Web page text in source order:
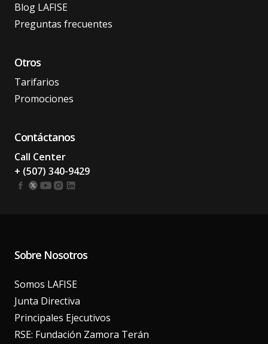
Blog LAFISE
Preguntas frecuentes
Otros
Tarifarios
Promociones
Contáctanos
Call Center
+ (507) 340-9429
Sobre Nosotros
Somos LAFISE
Junta Directiva
Principales Ejecutivos
RSE: Fundación Zamora Terán